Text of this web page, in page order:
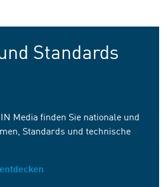
Standards
Media finden Sie nationale und
Standards und technische